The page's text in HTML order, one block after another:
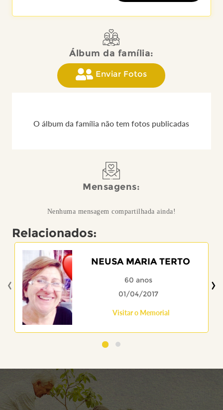
Álbum da família:
Enviar Fotos
O álbum da família não tem fotos publicadas
Mensagens:
Nenhuma mensagem compartilhada ainda!
Relacionados:
NEUSA MARIA TERTO
60 anos
01/04/2017
Visitar o Memorial
‹ ›